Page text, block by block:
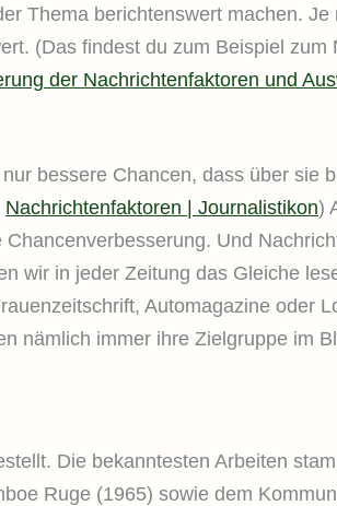
Thema berichtenswert machen.
(Das findest du zum Beispiel zum
der Nachrichtenfaktoren und
bessere Chancen, dass über sie
Nachrichtenfaktoren | Journalistikon)
Und
wir in jeder Zeitung das Gleiche
Automagazine oder
nämlich immer ihre Zielgruppe im
Die bekanntesten Arbeiten
Ruge (1965) sowie dem